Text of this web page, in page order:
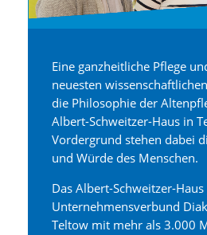
Eine ganzheitliche Pflege
neuesten
die Philosophie der
Albert-Schweitzer-Haus in
Vordergrund stehen dabei
und Würde des Menschen.
Das Albert-Schweitzer-
Unternehmensverbund
Teltow mit mehr als 3.000